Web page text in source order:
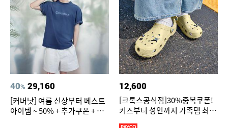
40% 29,160
[커버낫] 여름 신상부터 베스트
아이템 ~ 50% + 추가쿠폰 + 카
12,600
[크록스공식점]30%중복쿠폰!
키즈부터 성인까지 가족템 최대